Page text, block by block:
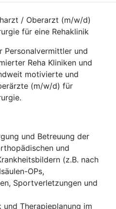
/ Oberarzt (m/w/d)
für eine Rehaklinik
Personalvermittler und
Reha Kliniken und
motivierte und
(m/w/d) für
und Betreuung der
und
(z.B. nach
OPs,
Sportverletzungen und
Therapieplanung im